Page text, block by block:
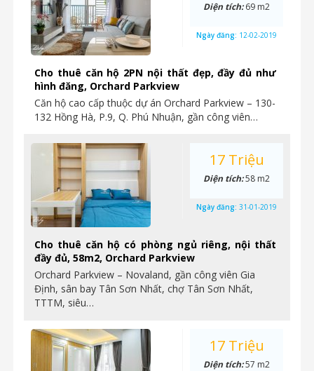
Cho thuê căn hộ 2PN nội thất đẹp, đầy đủ như
hình đăng, Orchard Parkview
Căn hộ cao cấp thuộc dự án Orchard Parkview – 130-
132 Hồng Hà, P.9, Q. Phú Nhuận, gần công viên…
Diện tích:69 m2
Ngày đăng: 12-02-2019
Cho thuê căn hộ có phòng ngủ riêng, nội thất
đầy đủ, 58m2, Orchard Parkview
Orchard Parkview – Novaland, gần công viên Gia
Định, sân bay Tân Sơn Nhất, chợ Tân Sơn Nhất,
TTTM, siêu…
17 Triệu
Diện tích:58 m2
Ngày đăng: 31-01-2019
17 Triệu
Diện tích:57 m2